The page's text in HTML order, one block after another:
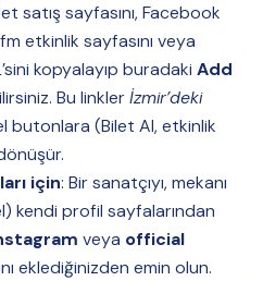
satış sayfasını, Facebook
etkinlik sayfasını veya
kopyalayıp buradaki Add
Bu linklerİzmir’deki
butonlara (Bilet Al, etkinlik
için: Bir sanatçıyı, mekanı
kendi profil sayfalarından
veya official
eklediğinizden emin olun.